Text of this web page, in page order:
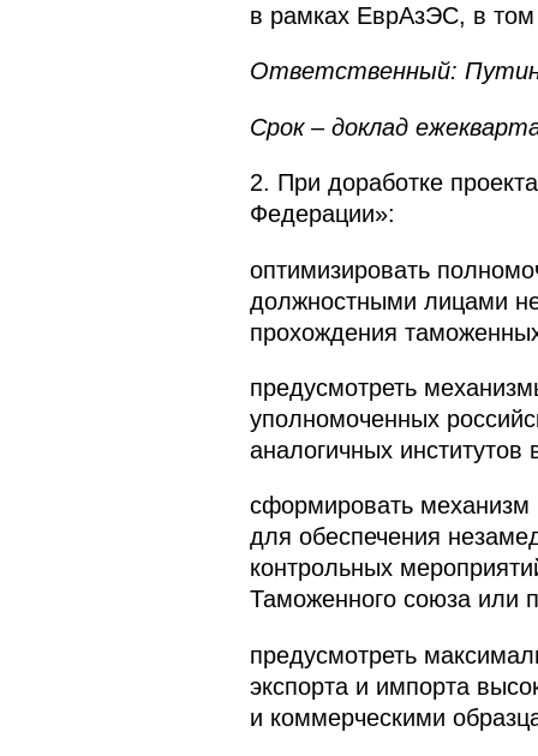
в рамках ЕврАзЭС, в том
Ответственный:
Срок – доклад
2. При доработке
Федерации»:
оптимизировать
должностными лицами
прохождения
предусмотреть
уполномоченных
аналогичных институтов
сформировать механизм
для обеспечения
контрольных
Таможенного союза или
предусмотреть
экспорта и импорта
и коммерческими